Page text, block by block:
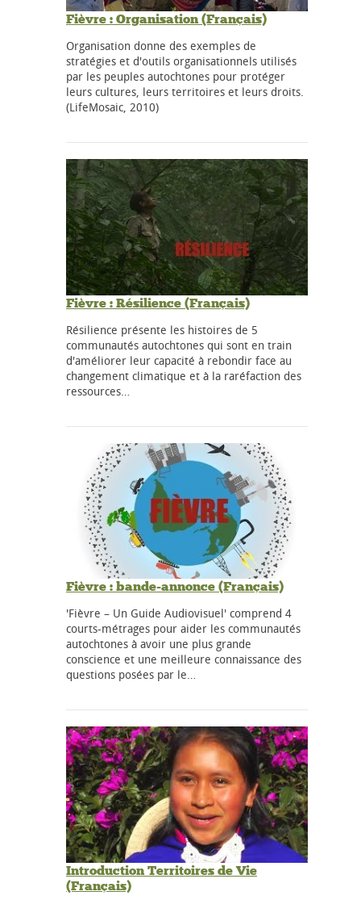
Fièvre : Organisation (Français)
Organisation donne des exemples de
stratégies et d'outils organisationnels utilisés
par les peuples autochtones pour protéger
leurs cultures, leurs territoires et leurs droits.
(LifeMosaic, 2010)
Fièvre : Résilience (Français)
Résilience présente les histoires de 5
communautés autochtones qui sont en train
d'améliorer leur capacité à rebondir face au
changement climatique et à la raréfaction des
ressources…
Fièvre : bande-annonce (Français)
'Fièvre – Un Guide Audiovisuel' comprend 4
courts-métrages pour aider les communautés
autochtones à avoir une plus grande
conscience et une meilleure connaissance des
questions posées par le…
Introduction Territoires de Vie
(Français)